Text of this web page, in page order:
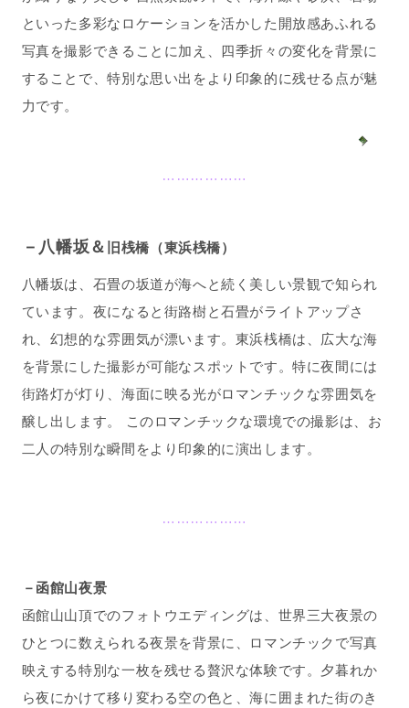
といった多彩なロケーションを活かした開放感あふれる
写真を撮影できることに加え、四季折々の変化を背景に
することで、特別な思い出をより印象的に残せる点が魅
力です。
………………
－八幡坂＆ 旧桟橋（東浜桟橋）
八幡坂は、石畳の坂道が海へと続く美しい景観で知られ
ています。 夜になると街路樹と石畳がライトアップさ
れ、幻想的な雰囲気が漂います。 東浜桟橋は、広大な海
を背景にした撮影が可能なスポットです。特に夜間には
街路灯が灯り、海面に映る光がロマンチックな雰囲気を
醸し出します。
このロマンチックな環境での撮影は、お
二人の特別な瞬間をより印象的に演出します。
………………
－函館山夜景
函館山山頂でのフォトウエディングは、世界三大夜景の
ひとつに数えられる夜景を背景に、ロマンチックで写真
映えする特別な一枚を残せる贅沢な体験です。夕暮れか
ら夜にかけて移り変わる空の色と、海に囲まれた街のき